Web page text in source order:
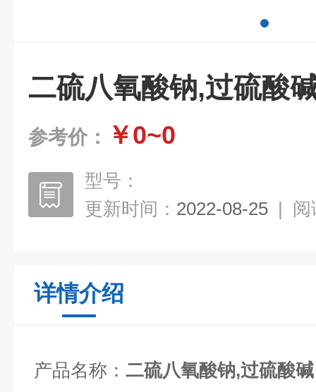
二硫八氧酸钠,过硫酸
参考价： ￥0~0
型号：
更新时间： 2022-08-25 | 阅
详情介绍
产品名称： 二硫八氧酸钠,过硫酸碱